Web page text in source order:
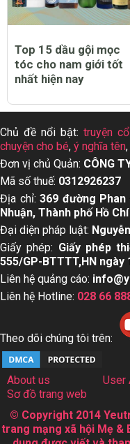
Top 15 dầu gội mọc
tóc cho nam giới tốt
nhất hiện nay
Chủ đề nổi bật:truyện
chuyện cho bé, ý nghĩa tên,
Đơn vị chủ Quản: CÔNG
Mã số thuế: 0312926237
Địa chỉ:369 đường
Nhuận, Thành phố Hồ
Đại diện pháp luật:
Giấy phép: Giấy phép
555/GP-BTTTT,HN ngày
Liên hệ quảng cáo:
Liên hệ Hotline: 028 66
Theo dõi chúng tôi trên:
About us User
Sơ đồ trang web
© Copyright 2014
trang mạng xã hội Mẹ &